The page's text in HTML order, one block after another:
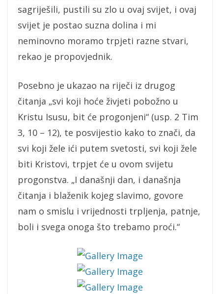
sagriješili, pustili su zlo u ovaj svijet, i ovaj
svijet je postao suzna dolina i mi
neminovno moramo trpjeti razne stvari,
rekao je propovjednik.
Posebno je ukazao na riječi iz drugog
čitanja „svi koji hoće živjeti pobožno u
Kristu Isusu, bit će progonjeni“ (usp. 2 Tim
3, 10 – 12), te posvijestio kako to znači, da
svi koji žele ići putem svetosti, svi koji žele
biti Kristovi, trpjet će u ovom svijetu
progonstva. „I današnji dan, i današnja
čitanja i blaženik kojeg slavimo, govore
nam o smislu i vrijednosti trpljenja, patnje,
boli i svega onoga što trebamo proći.“